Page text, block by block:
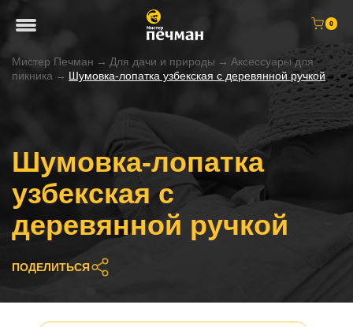
0
Мистер Печман → Для дачи и природы → Аксессуары для
пикника → Шумовка-лопатка узбекская с деревянной ручкой
Шумовка-лопатка
узбекская с
деревянной ручкой
ПОДЕЛИТЬСЯ